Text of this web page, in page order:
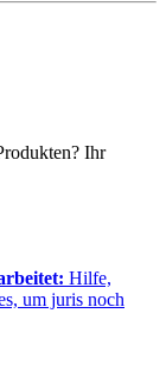
Ihr
Hilfe,
um juris noch